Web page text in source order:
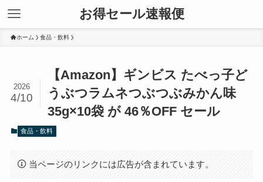
お得セール速報便
ホーム 食品・飲料
【Amazon】ギンビス たべっ子ど
うぶつラムネつぶつぶみかん味
35g×10袋 が 46％OFF セール
2026
4/10
食品・飲料
当ページのリンクには広告が含まれています。